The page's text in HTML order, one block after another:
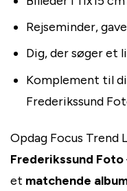
Rejseminder,
Dig, der søger et
Komplement til
Frederikssund
Opdag Focus Trend
Frederikssund Foto
et matchende